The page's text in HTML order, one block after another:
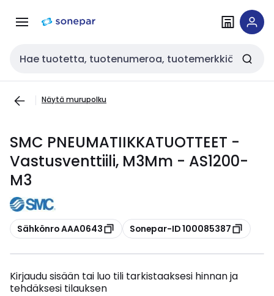
navigointiinsisältöön
Haku
Näytä murupolku
SMC PNEUMATIIKKATUOTTEET -
Vastusventtiili, M3Mm - AS1200-
M3
Kopioi
Sähkönro AAA0643 Kopioi
Sonepar-ID 100085387
Kirjaudu sisään tai luo tili tarkistaaksesi hinnan ja
tehdäksesi tilauksen